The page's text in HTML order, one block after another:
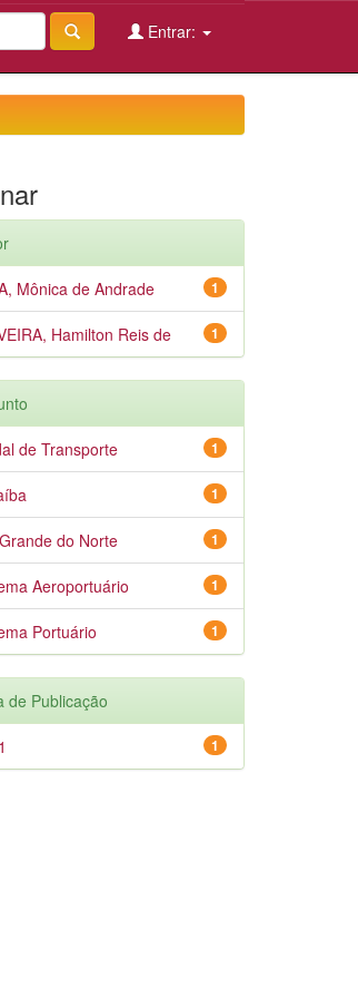
Entrar:
1
Mônica de Andrade
1
Hamilton Reis de
1
de Transporte
1
1
do Norte
1
Aeroportuário
1
Portuário
de Publicação
1